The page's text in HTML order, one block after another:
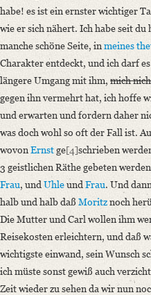
habe! es ist ein ernster wichtiger
wie er sich nähert. Ich habe seit du
manche schöne Seite, in meines
Charakter entdeckt, und ich darf
längere Umgang mit ihm, mich
gegen ihn vermehrt hat, ich hoffe
und erwarten und fordern daher
was doch wohl so oft der Fall ist.
wovonErnstge[4]schrieben
3 geistlichen Räthe gebeten werden
Frau, und UhleundFrau. Und
halb und halb daßMoritznoch
Die Mutter und Carl wollen ihm
Reisekosten erleichtern, und daß
wichtigste einwand, sein Wunsch
ich müste sonst gewiß auch
Zeit wieder zu sehen da wir nun